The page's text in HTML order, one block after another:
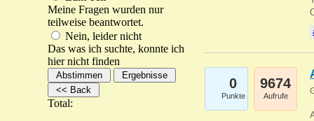
Meine Fragen wurden nur
teilweise beantwortet.
Nein, leider nicht
Das was ich suchte, konnte ich
hier nicht finden
Total:
0
Punkte
9674
Aufrufe